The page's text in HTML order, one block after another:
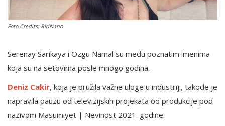
Register
Foto Credits: RiriNano
Serenay Sarikaya i Ozgu Namal su među poznatim imenima
koja su na setovima posle mnogo godina.
Deniz Cakir, koja je pružila važne uloge u industriji, takođe je
napravila pauzu od televizijskih projekata od produkcije pod
nazivom Masumiyet | Nevinost 2021. godine.